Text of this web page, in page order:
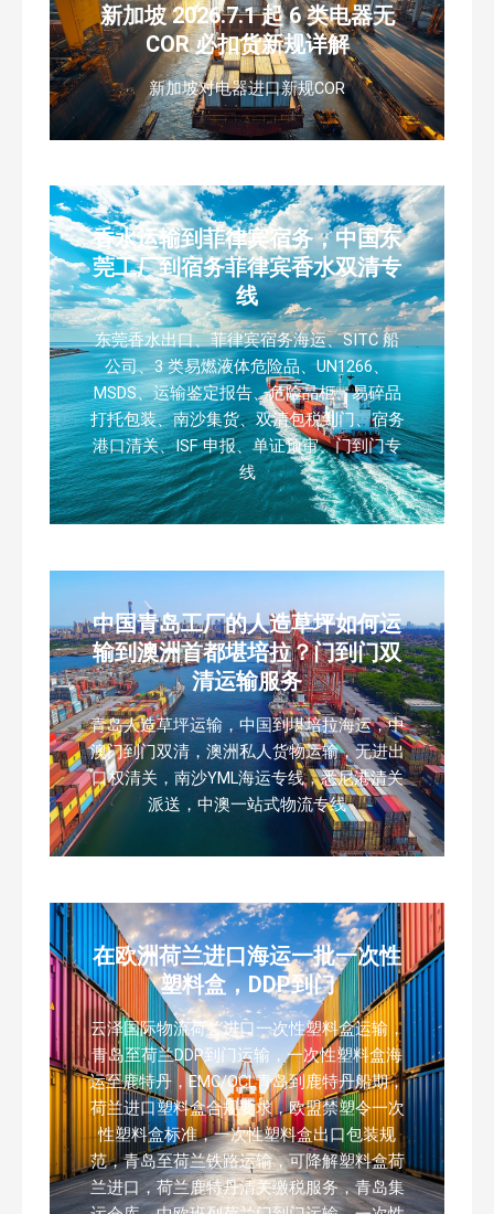
新加坡 2026.7.1 起 6 类电器无
COR 必扣货新规详解
新加坡对电器进口新规COR
香水运输到菲律宾宿务，中国东
莞工厂到宿务菲律宾香水双清专
线
东莞香水出口、菲律宾宿务海运、SITC 船
公司、3 类易燃液体危险品、UN1266、
MSDS、运输鉴定报告、危险品柜、易碎品
打托包装、南沙集货、双清包税到门、宿务
港口清关、ISF 申报、单证预审、门到门专
线
中国青岛工厂的人造草坪如何运
输到澳洲首都堪培拉？门到门双
清运输服务
青岛人造草坪运输，中国到堪培拉海运，中
澳门到门双清，澳洲私人货物运输，无进出
口权清关，南沙YML海运专线，悉尼港清关
派送，中澳一站式物流专线
在欧洲荷兰进口海运一批一次性
塑料盒，DDP到门
云泽国际物流荷兰进口一次性塑料盒运输，
青岛至荷兰DDP到门运输，一次性塑料盒海
运至鹿特丹，EMC/OCL青岛到鹿特丹船期，
荷兰进口塑料盒合规要求，欧盟禁塑令一次
性塑料盒标准，一次性塑料盒出口包装规
范，青岛至荷兰铁路运输，可降解塑料盒荷
兰进口，荷兰鹿特丹清关缴税服务，青岛集